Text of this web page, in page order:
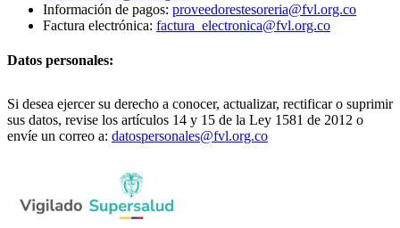
Información de pagos: proveedorestesoreria@fvl.org.co
Factura electrónica: factura_electronica@fvl.org.co
Datos personales:
Si desea ejercer su derecho a conocer, actualizar, rectificar o suprimir
sus datos, revise los artículos 14 y 15 de la Ley 1581 de 2012 o
envíe un correo a: datospersonales@fvl.org.co